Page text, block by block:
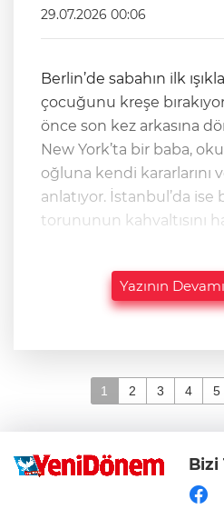
29.07.2026 00:06
Berlin’de sabahın ilk
çocuğunu kreşe
önce son kez arkasına
New York’ta bir baba,
oğluna kendi kararlarını
anlatıyor. İstanbul’da
torununun kahvaltısını
Yazının
1 2 3 4 5
Bizi